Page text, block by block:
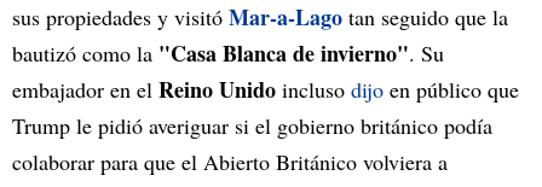
sus propiedades y visitó Mar-a-Lago tan seguido que la
bautizó como la "Casa Blanca de invierno". Su
embajador en el Reino Unido incluso dijo en público que
Trump le pidió averiguar si el gobierno británico podía
colaborar para que el Abierto Británico volviera a